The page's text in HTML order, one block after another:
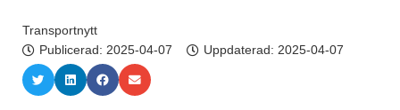
Transportnytt
Publicerad: 2025-04-07 Uppdaterad: 2025-04-07